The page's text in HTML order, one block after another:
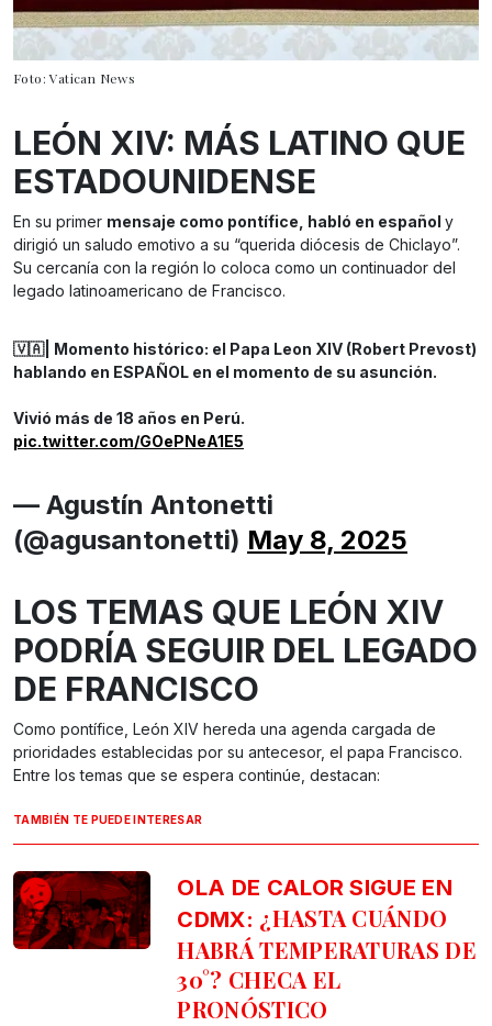
Foto: Vatican News
LEÓN XIV: MÁS LATINO QUE
ESTADOUNIDENSE
En su primer mensaje como pontífice, habló en español y
dirigió un saludo emotivo a su “querida diócesis de Chiclayo”.
Su cercanía con la región lo coloca como un continuador del
legado latinoamericano de Francisco.
🇻🇦| Momento histórico: el Papa Leon XIV (Robert Prevost)
hablando en ESPAÑOL en el momento de su asunción.
Vivió más de 18 años en Perú.
pic.twitter.com/GOePNeA1E5
— Agustín Antonetti
(@agusantonetti) May 8, 2025
LOS TEMAS QUE LEÓN XIV
PODRÍA SEGUIR DEL LEGADO
DE FRANCISCO
Como pontífice, León XIV hereda una agenda cargada de
prioridades establecidas por su antecesor, el papa Francisco.
Entre los temas que se espera continúe, destacan:
TAMBIÉN TE PUEDE INTERESAR
OLA DE CALOR SIGUE EN
CDMX: ¿HASTA CUÁNDO
HABRÁ TEMPERATURAS DE
30°? CHECA EL
PRONÓSTICO